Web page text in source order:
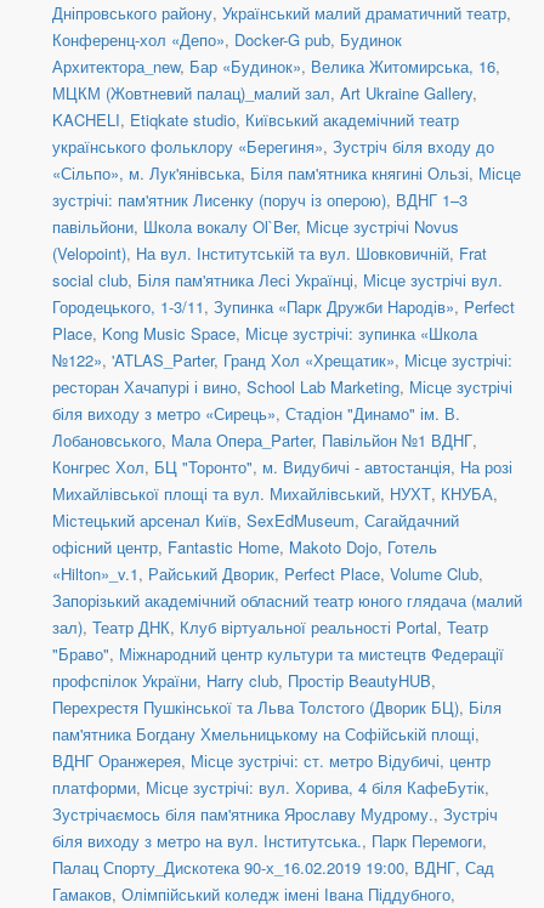
Дніпровського району, Український малий драматичний театр,
Конференц-хол «Депо», Docker-G pub, Будинок
Архитектора_new, Бар «Будинок», Велика Житомирська, 16,
МЦКМ (Жовтневий палац)_малий зал, Art Ukraine Gallery,
KACHELI, Etiqkate studio, Київський академічний театр
українського фольклору «Берегиня», Зустріч біля входу до
«Сільпо», м. Лук'янівська, Біля пам'ятника княгині Ользі, Місце
зустрічі: пам'ятник Лисенку (поруч із оперою), ВДНГ 1–3
павільйони, Школа вокалу Ol`Ber, Місце зустрічі Novus
(Velopoint), На вул. Інститутській та вул. Шовковичній, Frat
social сlub, Біля пам'ятника Лесі Українці, Місце зустрічі вул.
Городецького, 1-3/11, Зупинка «Парк Дружби Народів», Perfect
Place, Kong Music Space, Місце зустрічі: зупинка «Школа
№122», 'ATLAS_Parter, Гранд Хол «Хрещатик», Місце зустрічі:
ресторан Хачапурі і вино, School Lab Marketing, Місце зустрічі
біля виходу з метро «Сирець», Стадіон "Динамо" ім. В.
Лобановського, Мала Опера_Parter, Павільйон №1 ВДНГ,
Конгрес Хол, БЦ "Торонто", м. Видубичі - автостанція, На розі
Михайлівської площі та вул. Михайлівський, НУХТ, КНУБА,
Містецький арсенал Київ, SexEdMuseum, Сагайдачний
офісний центр, Fantastic Home, Makoto Dojo, Готель
«Hilton»_v.1, Райський Дворик, Perfect Place, Volume Club,
Запорізький академічний обласний театр юного глядача (малий
зал), Театр ДНК, Клуб віртуальної реальності Portal, Театр
"Браво", Міжнародний центр культури та мистецтв Федерації
профспілок України, Harry club, Простір BeautyHUB,
Перехрестя Пушкінської та Льва Толстого (Дворик БЦ), Біля
пам'ятника Богдану Хмельницькому на Софійській площі,
ВДНГ Оранжерея, Місце зустрічі: ст. метро Відубичі, центр
платформи, Місце зустрічі: вул. Хорива, 4 біля КафеБутік,
Зустрічаємось біля пам'ятника Ярославу Мудрому., Зустріч
біля виходу з метро на вул. Інститутська., Парк Перемоги,
Палац Спорту_Дискотека 90-х_16.02.2019 19:00, ВДНГ, Сад
Гамаков, Олімпійський коледж імені Івана Піддубного,